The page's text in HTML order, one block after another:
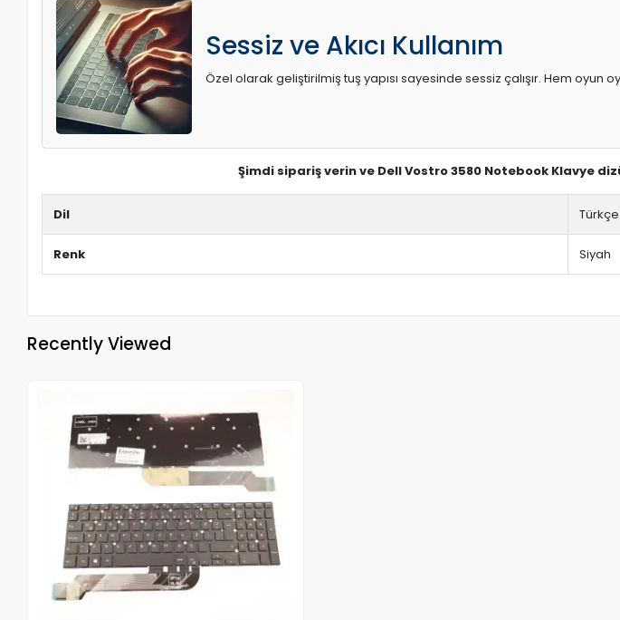
Sessiz ve Akıcı Kullanım
Özel olarak geliştirilmiş tuş yapısı sayesinde sessiz çalışır. Hem
Şimdi sipariş verin ve Dell Vostro 3580 Notebook Klavye
Dil Türkçe
Renk Siyah
Recently Viewed